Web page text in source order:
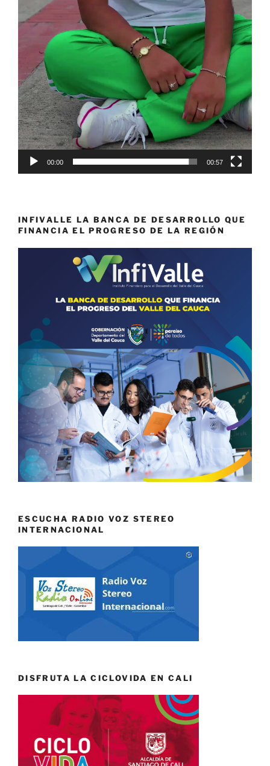
00:00 00:57
INFIVALLE LA BANCA DE DESARROLLO QUE
FINANCIA EL PROGRESO DE LA REGIÓN
ESCUCHA RADIO VOZ STEREO
INTERNACIONAL
DISFRUTA LA CICLOVIDA EN CALI